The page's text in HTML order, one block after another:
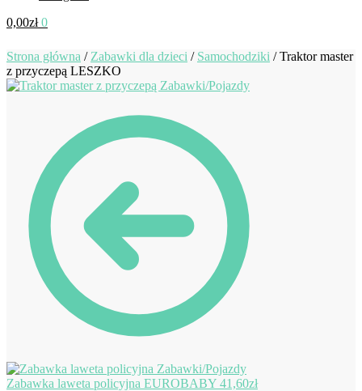
0,00zł 0
Strona główna / Zabawki dla dzieci / Samochodziki /Traktor master
z przyczepą LESZKO
Zabawka laweta policyjna EUROBABY 41,60zł